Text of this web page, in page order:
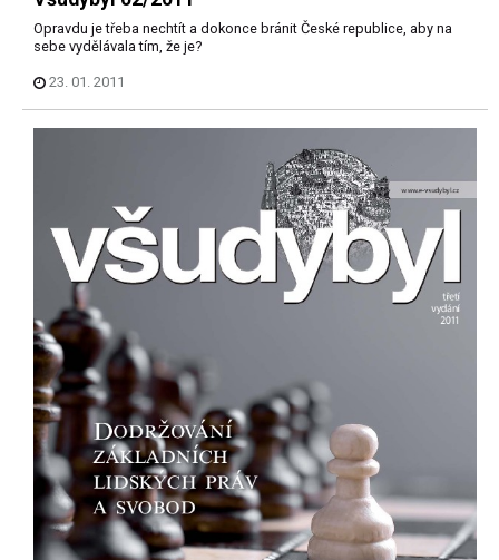
Opravdu je třeba nechtít a dokonce bránit České republice, aby na
sebe vydělávala tím, že je?
23. 01. 2011